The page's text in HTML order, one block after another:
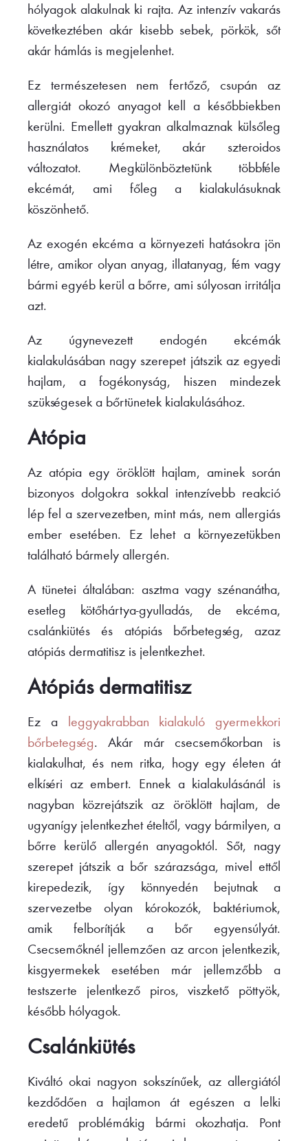
hólyagok alakulnak ki rajta. Az intenzív vakarás
következtében akár kisebb sebek, pörkök, sőt
akár hámlás is megjelenhet.
Ez természetesen nem fertőző, csupán az
allergiát okozó anyagot kell a későbbiekben
kerülni. Emellett gyakran alkalmaznak külsőleg
használatos krémeket, akár szteroidos
változatot. Megkülönböztetünk többféle
ekcémát, ami főleg a kialakulásuknak
köszönhető.
Az exogén ekcéma a környezeti hatásokra jön
létre, amikor olyan anyag, illatanyag, fém vagy
bármi egyéb kerül a bőrre, ami súlyosan irritálja
azt.
Az úgynevezett endogén ekcémák
kialakulásában nagy szerepet játszik az egyedi
hajlam, a fogékonyság, hiszen mindezek
szükségesek a bőrtünetek kialakulásához.
Atópia
Az atópia egy öröklött hajlam, aminek során
bizonyos dolgokra sokkal intenzívebb reakció
lép fel a szervezetben, mint más, nem allergiás
ember esetében. Ez lehet a környezetükben
található bármely allergén.
A tünetei általában: asztma vagy szénanátha,
esetleg kötőhártya-gyulladás, de ekcéma,
csalánkiütés és atópiás bőrbetegség, azaz
atópiás dermatitisz is jelentkezhet.
Atópiás dermatitisz
Ez a leggyakrabban kialakuló gyermekkori
bőrbetegség. Akár már csecsemőkorban is
kialakulhat, és nem ritka, hogy egy életen át
elkíséri az embert. Ennek a kialakulásánál is
nagyban közrejátszik az öröklött hajlam, de
ugyanígy jelentkezhet ételtől, vagy bármilyen, a
bőrre kerülő allergén anyagoktól. Sőt, nagy
szerepet játszik a bőr szárazsága, mivel ettől
kirepedezik, így könnyedén bejutnak a
szervezetbe olyan kórokozók, baktériumok,
amik felborítják a bőr egyensúlyát.
Csecsemőknél jellemzően az arcon jelentkezik,
kisgyermekek esetében már jellemzőbb a
testszerte jelentkező piros, viszkető pöttyök,
később hólyagok.
Csalánkiütés
Kiváltó okai nagyon sokszínűek, az allergiától
kezdődően a hajlamon át egészen a lelki
eredetű problémákig bármi okozhatja. Pont